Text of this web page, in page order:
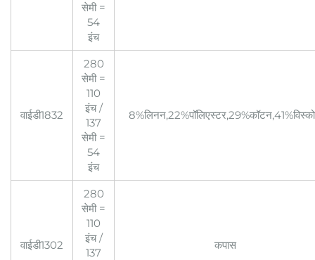
सेमी =
54
इंच
वाईडी1832
280
सेमी =
110
इंच /
137
सेमी =
54
इंच
वाईडी1302
280
सेमी =
110
इंच /
137
कपास